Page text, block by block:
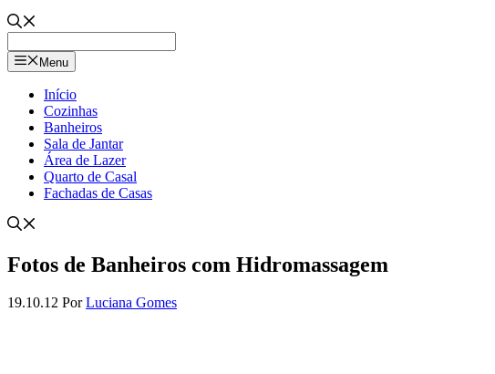
Menu
Início
Cozinhas
Banheiros
Sala de Jantar
Área de Lazer
Quarto de Casal
Fachadas de Casas
Fotos de Banheiros com Hidromassagem
19.10.12 PorLuciana Gomes